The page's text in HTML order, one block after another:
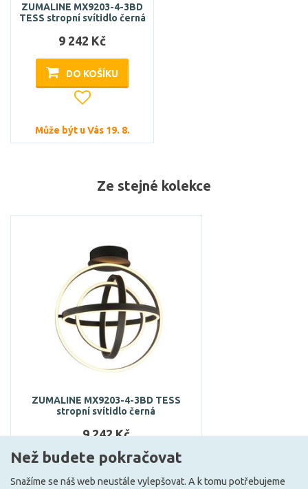
ZUMALINE MX9203-4-3BD
TESS stropní svítidlo černá
9 242 Kč
DO KOŠÍKU
Může být u Vás 19. 8.
Ze stejné kolekce
ZUMALINE MX9203-4-3BD TESS
stropní svítidlo černá
9 242 Kč
DO KOŠÍKU
Než budete pokračovat
Snažíme se náš web neustále vylepšovat. A k tomu potřebujeme